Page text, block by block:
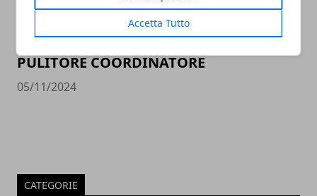
Accetta Tutto
PULITORE COORDINATORE
05/11/2024
CATEGORIE